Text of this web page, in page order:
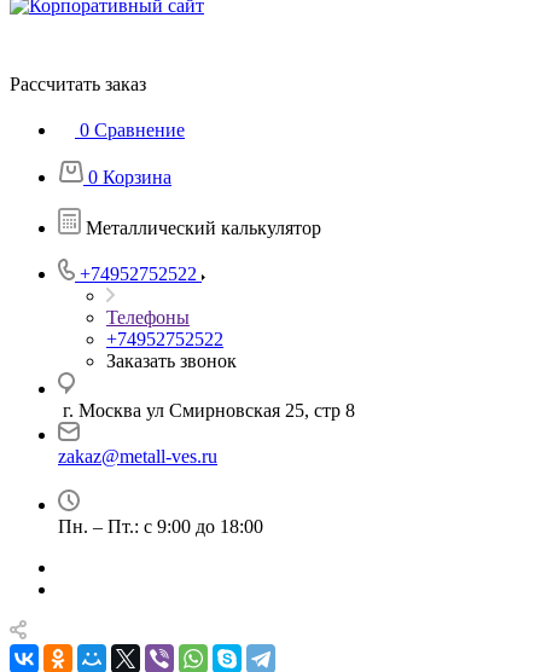
Рассчитать заказ
0 Сравнение
0 Корзина
Металлический калькулятор
+74952752522
Телефоны
+74952752522
Заказать звонок
г. Москва ул Смирновская 25, стр 8
zakaz@metall-ves.ru
Пн. – Пт.: с 9:00 до 18:00